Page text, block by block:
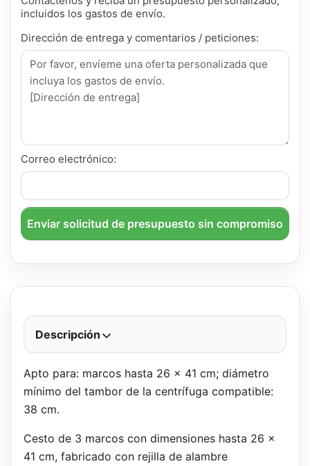
incluidos los gastos de envío.
Dirección de entrega y comentarios / peticiones:
Correo electrónico:
Enviar solicitud de presupuesto sin compromiso
Descripción
Apto para: marcos hasta 26 x 41 cm; diámetro
mínimo del tambor de la centrífuga compatible:
38 cm.
Cesto de 3 marcos con dimensiones hasta 26 x
41 cm, fabricado con rejilla de alambre